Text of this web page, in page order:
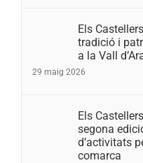
Els
tradició i
a la Vall
29 maig 2026
Els
segona
d’activitats
comarca